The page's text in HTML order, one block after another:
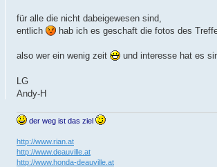
a
für alle die nicht dabeigewesen sind,
entlich
hab ich es geschaft die fotos des
also wer ein wenig zeit und interesse hat es
LG
Andy-H
der weg ist das ziel
http://www.rian.at
http://www.deauville.at
http://www.honda-deauville.at